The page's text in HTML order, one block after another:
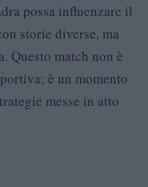
possa influenzare il
storie diverse, ma
Questo match non è
è un momento
messe in atto